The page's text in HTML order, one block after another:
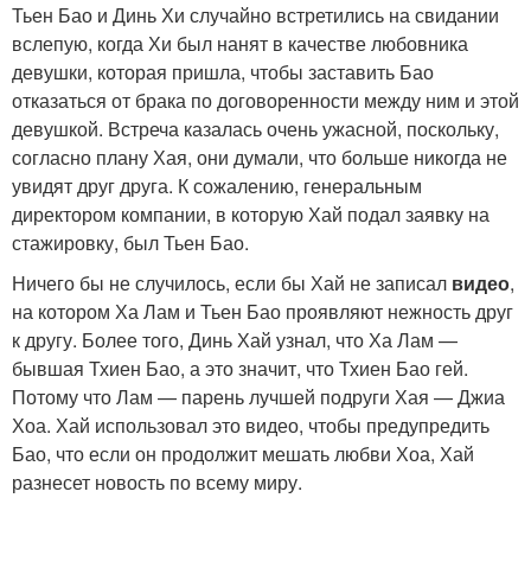
Тьен Бао и Динь Хи случайно встретились на свидании
вслепую, когда Хи был нанят в качестве любовника
девушки, которая пришла, чтобы заставить Бао
отказаться от брака по договоренности между ним и этой
девушкой. Встреча казалась очень ужасной, поскольку,
согласно плану Хая, они думали, что больше никогда не
увидят друг друга. К сожалению, генеральным
директором компании, в которую Хай подал заявку на
стажировку, был Тьен Бао.
Ничего бы не случилось, если бы Хай не записал видео,
на котором Ха Лам и Тьен Бао проявляют нежность друг
к другу. Более того, Динь Хай узнал, что Ха Лам —
бывшая Тхиен Бао, а это значит, что Тхиен Бао гей.
Потому что Лам — парень лучшей подруги Хая — Джиа
Хоа. Хай использовал это видео, чтобы предупредить
Бао, что если он продолжит мешать любви Хоа, Хай
разнесет новость по всему миру.